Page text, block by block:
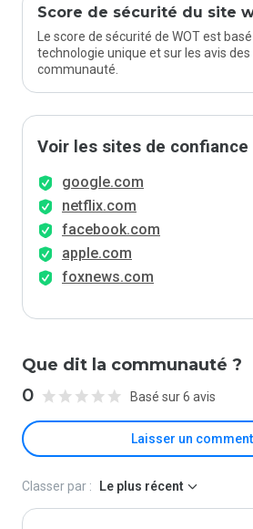
Score de sécurité du site
Le score de sécurité de WOT est
technologie unique et sur les avis
communauté.
Voir les sites de confiance
google.com
netflix.com
facebook.com
apple.com
foxnews.com
Que dit la communauté ?
0 Basé sur 6 avis
Laisser un
Classer par : Le plus récent